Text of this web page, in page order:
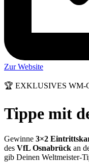
Zur Website
🏆 EXKLUSIVES WM-
Tippe mit
Gewinne 3×2
des VfL Osnabrück an
gib Deinen Weltmeister-